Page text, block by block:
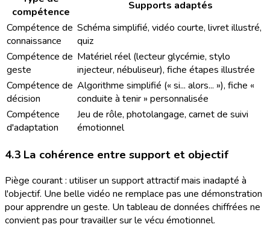
compétence
Supports adaptés
Compétence de
connaissance
Schéma simplifié, vidéo courte, livret illustré,
quiz
Compétence de
geste
Matériel réel (lecteur glycémie, stylo
injecteur, nébuliseur), fiche étapes illustrée
Compétence de
décision
Algorithme simplifié (« si... alors... »), fiche «
conduite à tenir » personnalisée
Compétence
d'adaptation
Jeu de rôle, photolangage, carnet de suivi
émotionnel
4.3 La cohérence entre support et objectif
Piège courant : utiliser un support attractif mais inadapté à
l'objectif. Une belle vidéo ne remplace pas une démonstration
pour apprendre un geste. Un tableau de données chiffrées ne
convient pas pour travailler sur le vécu émotionnel.